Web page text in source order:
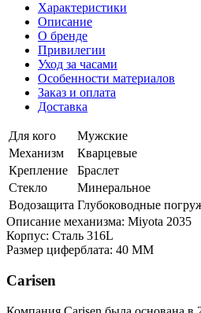
Характеристики
Описание
О бренде
Привилегии
Уход за часами
Особенности материалов
Заказ и оплата
Доставка
Для кого
Мужские
Механизм
Кварцевые
Крепление
Браслет
Стекло
Минеральное
Водозащита Глубоководные
Описание механизма: Miyota 2035
Корпус: Сталь 316L
Размер циферблата: 40 ММ
Carisen